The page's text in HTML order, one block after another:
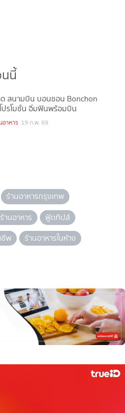
นี้
สนามบิน บอนชอน Bonchon
ปรโมชั่น อิ่มฟินพร้อมบิน
อาหาร 19 ก.พ. 69
ร้านอาหารกรุงเทพ
านอาหาร
ฟู้ดทิปส์
ชีพ
ร้านอาหารในห้าง